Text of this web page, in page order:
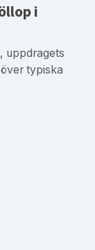
i
uppdragets
typiska